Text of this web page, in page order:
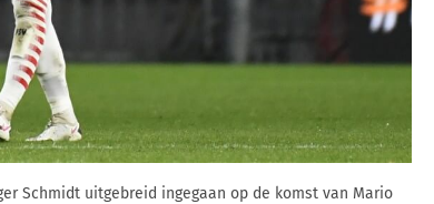
Schmidt uitgebreid ingegaan op de komst van Mario